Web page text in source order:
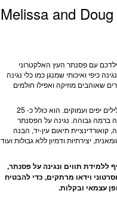
עם פסנתר העץ האלקטרוני
כיפי ואיכותי שמנגן כמו כלי נגינה
שאוהבים מוזיקה ואפילו חולמים
עשוי מעץ עמיד, פסנתר זה מפיק צלילים יפים ועמוקים. הוא כולל כ- 25
ברמה גבוהה. נגינה על הפסנתר
תיאום עין-יד, הבנה
יצירתיות ודמיון ללא גבולות ועוד
תווים ונגינה על פסנתר,
וידאו מרתקים, כדי להבטיח
עצמאי ובקלות.